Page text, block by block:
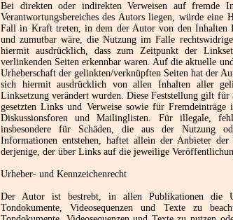
Bei direkten oder indirekten Verweisen auf fremde
Verantwortungsbereiches des Autors liegen, würde eine
Fall in Kraft treten, in dem der Autor von den Inhalten
und zumutbar wäre, die Nutzung im Falle
hiermit ausdrücklich, dass zum Zeitpunkt der
verlinkenden Seiten erkennbar waren. Auf die aktuelle
Urheberschaft der gelinkten/verknüpften Seiten hat der
sich hiermit ausdrücklich von allen Inhalten aller
Linksetzung verändert wurden. Diese Feststellung gilt für
gesetzten Links und Verweise sowie für Fremdeinträge
Diskussionsforen und Mailinglisten. Für illegale,
insbesondere für Schäden, die aus der Nutzung
Informationen entstehen, haftet allein der Anbieter
derjenige, der über Links auf die jeweilige
Urheber- und Kennzeichenrecht
Der Autor ist bestrebt, in allen Publikationen die
Tondokumente, Videosequenzen und Texte zu